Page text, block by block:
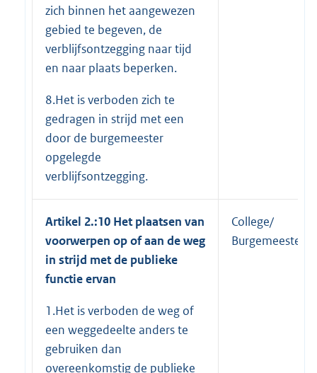
zich binnen het aangewezen
gebied te begeven, de
verblijfsontzegging naar tijd
en naar plaats beperken.
8.Het is verboden zich te
gedragen in strijd met een
door de burgemeester
opgelegde
verblijfsontzegging.
Artikel 2.:10 Het plaatsen van
voorwerpen op of aan de weg
in strijd met de publieke
functie ervan
1.Het is verboden de weg of
een weggedeelte anders te
gebruiken dan
overeenkomstig de publieke
College/
Burgemeester